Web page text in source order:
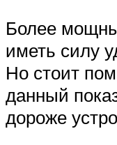
Более
иметь силу
Но стоит
данный
дороже